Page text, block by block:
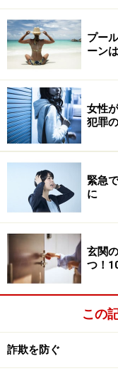
（全部でいくらにな
とぼんやりと考え
て空腹を覚えてい
そこへ、黒の礼服
た。新郎側の受付
「あ、お疲れさま
で呼ばれていますけ
と、腰を折りなが
「あ、そうですか」
と○山さんは答えて
「ちょっと失礼しま
と声をかけて受付
山さんの代わりに受
「あれ？ 髪型が
と男に声をかけら
プー
ーン
女性
犯罪
緊急
に
玄関
つ！
この
詐欺を防ぐ